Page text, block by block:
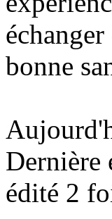
bonne
Dernière
édité 2